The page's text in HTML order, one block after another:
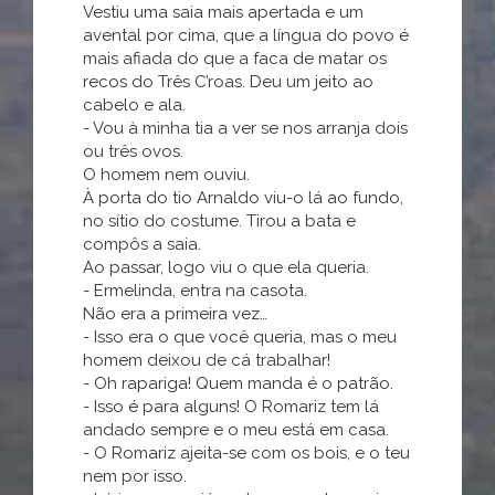
Vestiu uma saia mais apertada e um
avental por cima, que a língua do povo é
mais afiada do que a faca de matar os
recos do Três C’roas. Deu um jeito ao
cabelo e ala.
- Vou à minha tia a ver se nos arranja dois
ou três ovos.
O homem nem ouviu.
À porta do tio Arnaldo viu-o lá ao fundo,
no sítio do costume. Tirou a bata e
compôs a saia.
Ao passar, logo viu o que ela queria.
- Ermelinda, entra na casota.
Não era a primeira vez…
- Isso era o que você queria, mas o meu
homem deixou de cá trabalhar!
- Oh rapariga! Quem manda é o patrão.
- Isso é para alguns! O Romariz tem lá
andado sempre e o meu está em casa.
- O Romariz ajeita-se com os bois, e o teu
nem por isso.